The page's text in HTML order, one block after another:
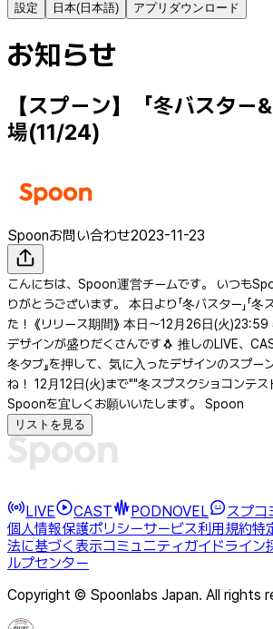
設定 日本(日本語) アプリダウンロード
お知らせ
【スプーン】「冬バスター
場(11/24)
Spoonお問い合わせ2023-11-23
こんにちは、Spoon運営チームです。 いつも
りがとうございます。 本日より「冬バスター」「冬
た！ 《リリース期間》 本日〜12月26日(火
デザインが盛りだくさんです🐧 推しのLIVE、
冬タブ』を押して、気に入ったデザインのスプー
ね！ 12月12日(火)まで""冬スプスクショコンテ
Spoonを宜しくお願いいたします。 Spoon
リストを見る
LIVE CAST PODNOVEL
スプコ
個人情報保護ポリシーサービス利用規約特
法に基づく表示コミュニティガイドライン
ルプセンター
Copyright © Spoonlabs Japan. All rights